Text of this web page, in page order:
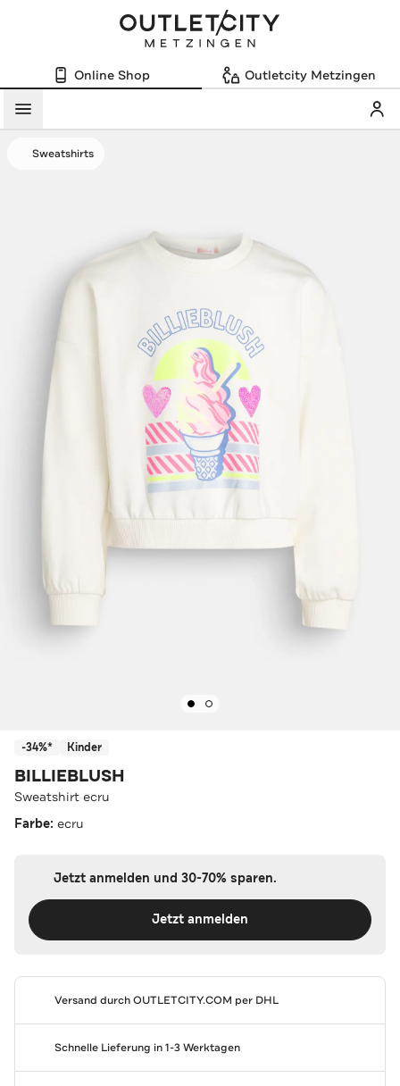
Online Shop Outletcity Metzingen
Menü
Sweatshirts
-34%* Kinder
BILLIEBLUSH
Sweatshirt ecru
Farbe: ecru
Jetzt anmelden und 30-70% sparen.
Jetzt anmelden
Versand durchOUTLETCITY.COM per DHL
Schnelle Lieferung in 1-3 Werktagen